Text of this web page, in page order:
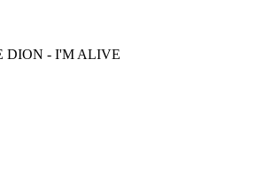
DION - I'M ALIVE